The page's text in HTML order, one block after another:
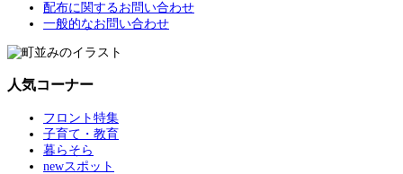
配布に関するお問い合わせ
一般的なお問い合わせ
人気コーナー
フロント特集
子育て・教育
暮らそら
newスポット